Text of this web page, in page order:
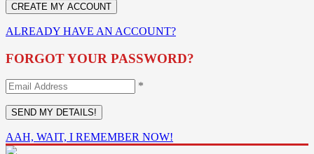
ALREADY HAVE AN ACCOUNT?
FORGOT YOUR PASSWORD?
*
AAH, WAIT, I REMEMBER NOW!